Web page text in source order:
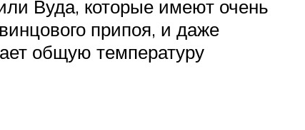
Вуда, которые имеют очень
припоя, и даже
общую температуру